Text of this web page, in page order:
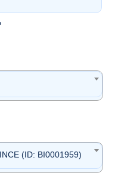
(ID: BI0001959)